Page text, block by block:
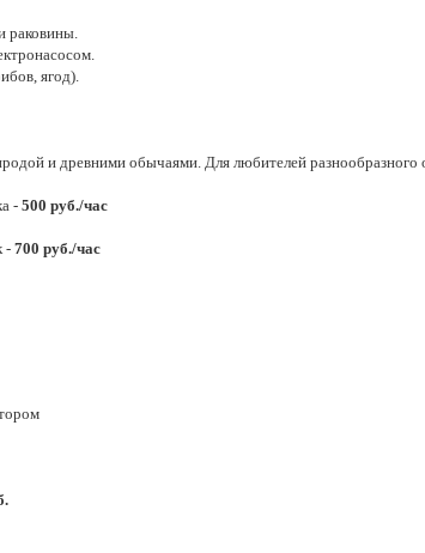
раковины.
ягод).
и древними обычаями. Для любителей
-500 руб./час
-700 руб./час